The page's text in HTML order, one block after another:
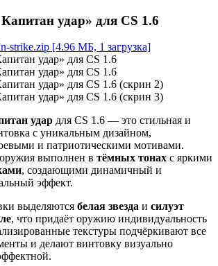
удар» для CS 1.6
strike.zip [4.96 МБ, 1 загрузка]
удар для CS 1.6 — это стильная и
с уникальным дизайном,
и патриотическими мотивами.
выполнен в тёмных тонах с яркими
, создающими динамичный и
эффект.
выделяются белая звезда и силуэт
, что придаёт оружию индивидуальность
текстуры подчёркивают все
и делают винтовку визуально